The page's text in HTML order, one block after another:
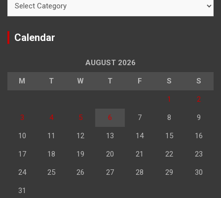
Calendar
AUGUST 2026
M T W T F S S
1 2
3 4 5 6 7 8 9
10 11 12 13 14 15 16
17 18 19 20 21 22 23
24 25 26 27 28 29 30
31